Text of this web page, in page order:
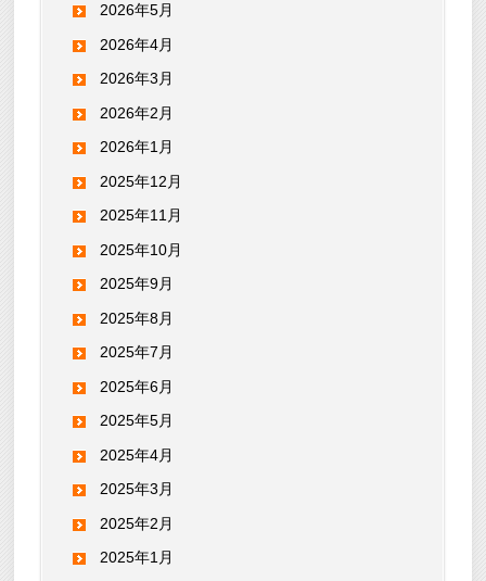
2026年5月
2026年4月
2026年3月
2026年2月
2026年1月
2025年12月
2025年11月
2025年10月
2025年9月
2025年8月
2025年7月
2025年6月
2025年5月
2025年4月
2025年3月
2025年2月
2025年1月